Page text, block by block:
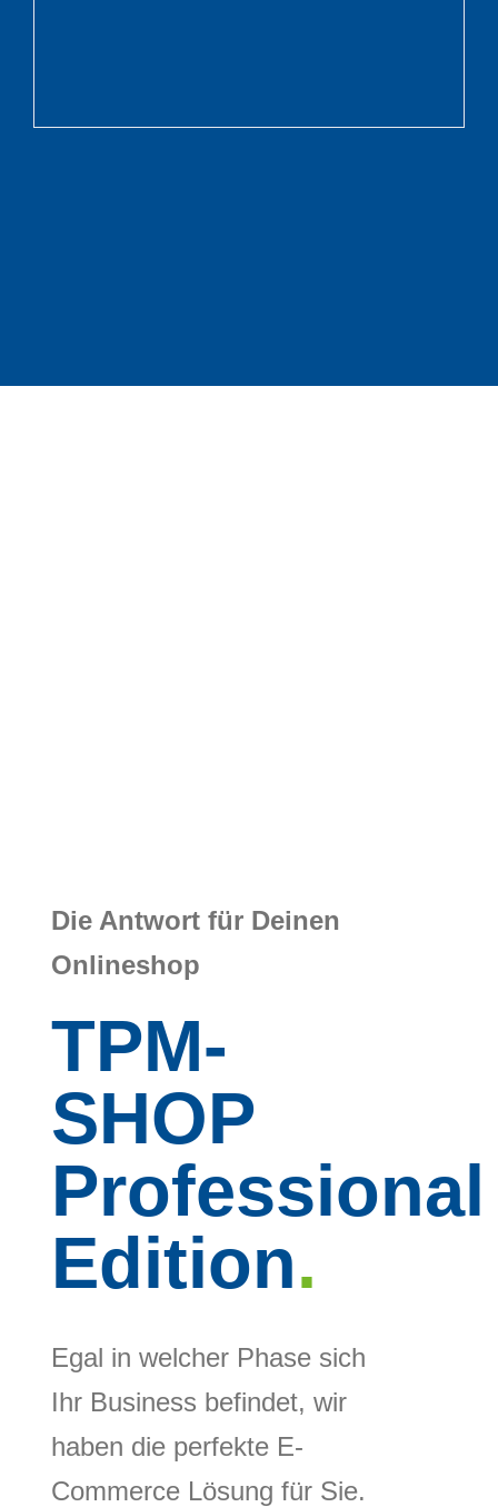
Die Antwort für Deinen
Onlineshop
TPM-
SHOP
Professional
Edition.
Egal in welcher Phase sich
Ihr Business befindet, wir
haben die perfekte E-
Commerce Lösung für Sie.